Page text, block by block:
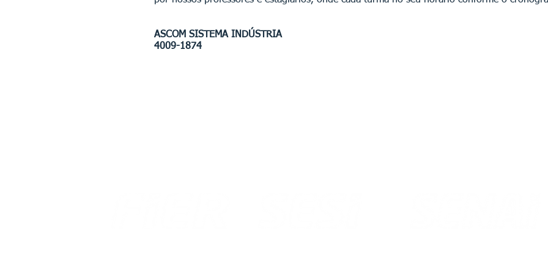
ASCOM SISTEMA INDÚSTRIA
4009-1874